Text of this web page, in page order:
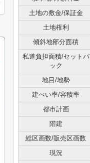
土地の敷金/保証金
土地権利
傾斜地部分面積
私道負担面積/セットバ
ック
地目/地勢
建ぺい率/容積率
都市計画
階建
総区画数/販売区画数
現況